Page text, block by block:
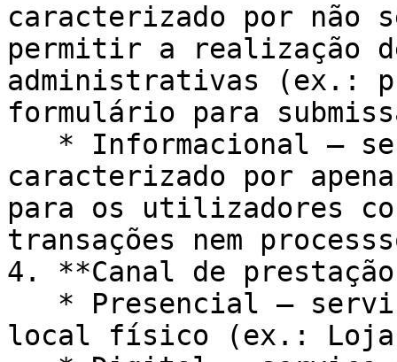
caracterizado por não
permitir a realização
administrativas (ex.:
formulário para
caracterizado por
para os utilizadores
transações nem
4. **Canal de
local físico (ex.: Loja